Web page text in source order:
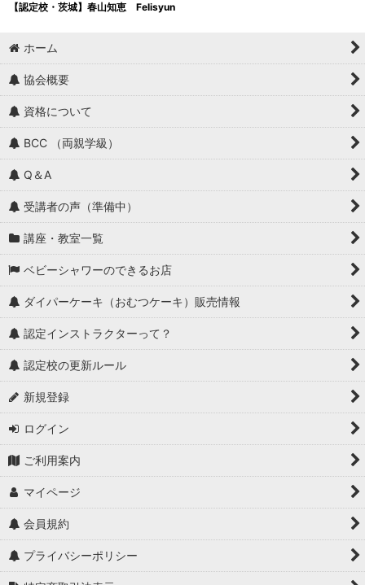
【認定校・茨城】春山知恵 Felisyun
ホーム
協会概要
資格について
BCC （両親学級）
Q＆A
受講者の声（準備中）
講座・教室一覧
ベビーシャワーのできるお店
ダイパーケーキ（おむつケーキ）販売情報
認定インストラクターって？
認定校の更新ルール
新規登録
ログイン
ご利用案内
マイページ
会員規約
プライバシーポリシー